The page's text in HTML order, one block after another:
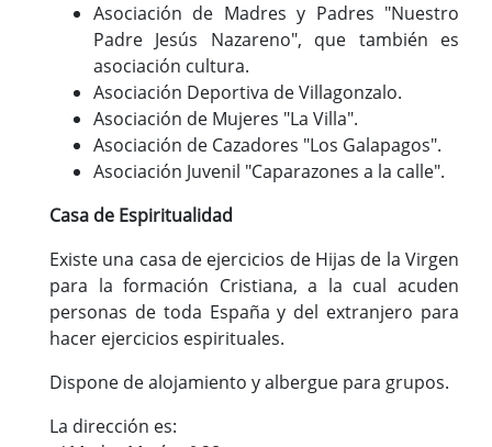
Asociación de Madres y Padres "Nuestro
Padre Jesús Nazareno", que también es
asociación cultura.
Asociación Deportiva de Villagonzalo.
Asociación de Mujeres "La Villa".
Asociación de Cazadores "Los Galapagos".
Asociación Juvenil "Caparazones a la calle".
Casa de Espiritualidad
Existe una casa de ejercicios de Hijas de la Virgen
para la formación Cristiana, a la cual acuden
personas de toda España y del extranjero para
hacer ejercicios espirituales.
Dispone de alojamiento y albergue para grupos.
La dirección es: